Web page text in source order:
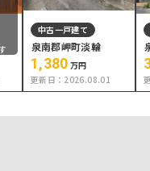
中古一戸建て
泉南郡岬町淡輪
1,380 万円
更新日： 2026.08.01